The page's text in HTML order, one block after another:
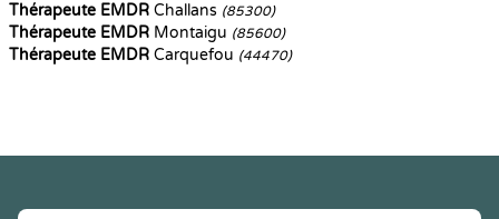
Thérapeute EMDR Challans (85300)
Thérapeute EMDR Montaigu (85600)
Thérapeute EMDR Carquefou (44470)